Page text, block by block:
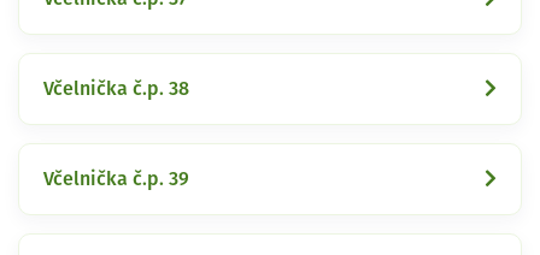
Včelnička č.p. 38
Včelnička č.p. 39